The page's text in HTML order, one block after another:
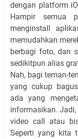
dengan platform
Hampir semua
menginstall
memudahkan
berbagi foto, dan
sedikitpun alias
Nah, bagi teman-
yang cukup
ada yang
informasikan.
video call atau
Seperti yang kita